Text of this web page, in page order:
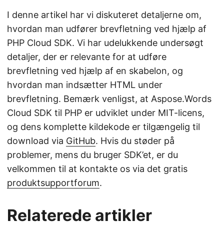
I denne artikel har vi diskuteret detaljerne om,
hvordan man udfører brevfletning ved hjælp af
PHP Cloud SDK. Vi har udelukkende undersøgt
detaljer, der er relevante for at udføre
brevfletning ved hjælp af en skabelon, og
hvordan man indsætter HTML under
brevfletning. Bemærk venligst, at Aspose.Words
Cloud SDK til PHP er udviklet under MIT-licens,
og dens komplette kildekode er tilgængelig til
download via GitHub. Hvis du støder på
problemer, mens du bruger SDK’et, er du
velkommen til at kontakte os via det gratis
produktsupportforum.
Relaterede artikler